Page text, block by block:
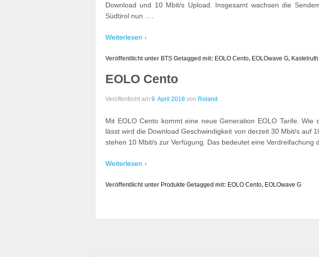
Download und 10 Mbit/s Upload. Insgesamt wachsen die
Südtirol nun …
Weiterlesen ›
Veröffentlicht unter BTS Getagged mit: EOLO Cento, EOLOwave G, Kastelruth
EOLO Cento
Veröffentlicht am 9. April 2018 von Roland
Mit EOLO Cento kommt eine neue Generation EOLO Tarife. Wie
lässt wird die Download Geschwindigkeit von derzeit 30 Mbit/s auf
stehen 10 Mbit/s zur Verfügung. Das bedeutet eine Verdreifachung
Weiterlesen ›
Veröffentlicht unter Produkte Getagged mit: EOLO Cento, EOLOwave G